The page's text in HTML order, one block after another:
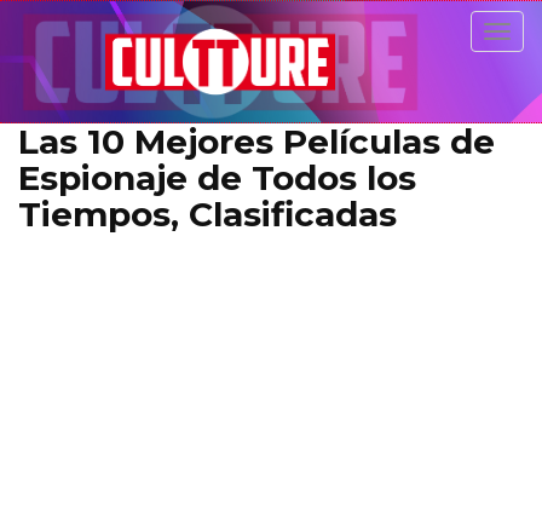
Las 10 Mejores Películas de
Espionaje de Todos los
Tiempos, Clasificadas